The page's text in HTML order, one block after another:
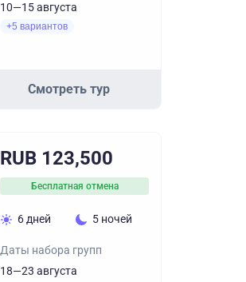
10—15 августа
+5 вариантов
Смотреть тур
RUB 123,500
Бесплатная отмена
6 дней 5 ночей
Даты набора групп
18—23 августа